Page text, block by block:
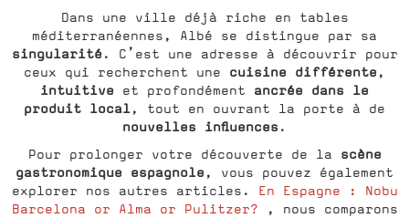
Dans une ville déjà riche en tables
méditerranéennes, Albé se distingue par sa
singularité. C’est une adresse à découvrir pour
ceux qui recherchent une cuisine différente,
intuitive et profondément ancrée dans le
produit local, tout en ouvrant la porte à de
nouvelles influences.
Pour prolonger votre découverte de la scène
gastronomique espagnole, vous pouvez également
explorer nos autres articles. En Espagne : Nobu
Barcelona or Alma or Pulitzer? , nous comparons